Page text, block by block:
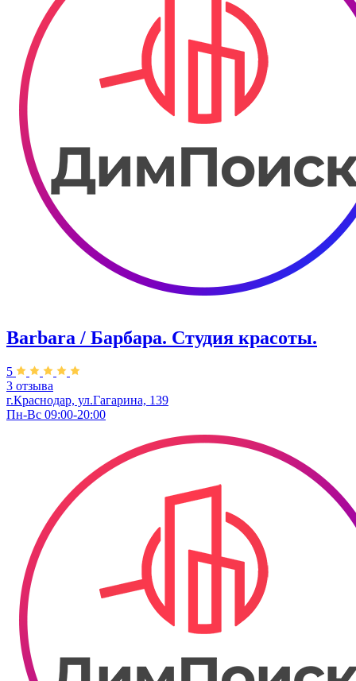
Barbara / Барбара. Студия красоты.
5
3 отзыва
г.Краснодар, ул.Гагарина, 139
Пн-Вс 09:00-20:00